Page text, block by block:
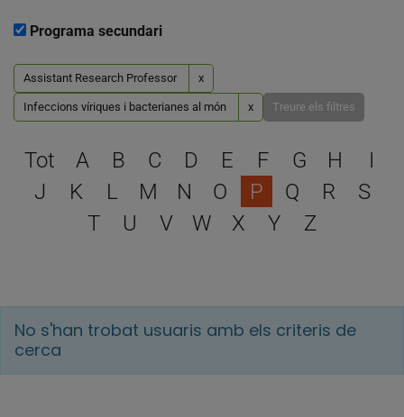
Programa secundari
Assistant Research Professor x
Infeccions víriques i bacterianes al món x Treure els filtres
Escull una lletra per filtrar
Tot A B C D E F G H
I
J
K L M N O P Q R
S
T
U V W X Y Z
No s'han trobat usuaris amb els criteris de
cerca